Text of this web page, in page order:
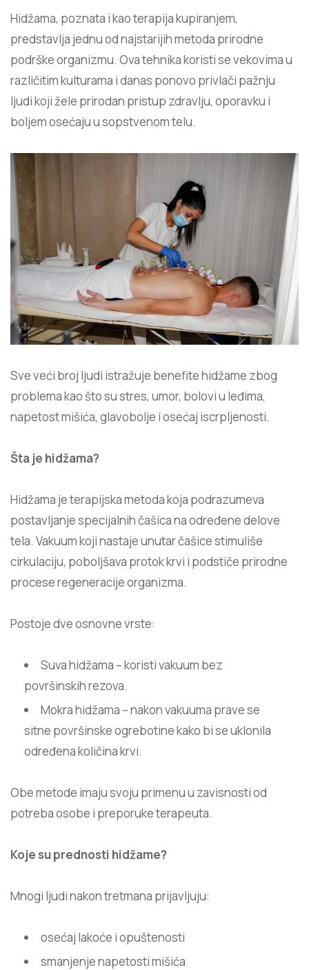
Hidžama, poznata i kao terapija kupiranjem,
predstavlja jednu od najstarijih metoda prirodne
podrške organizmu. Ova tehnika koristi se vekovima u
različitim kulturama i danas ponovo privlači pažnju
ljudi koji žele prirodan pristup zdravlju, oporavku i
boljem osećaju u sopstvenom telu.
Sve veći broj ljudi istražuje benefite hidžame zbog
problema kao što su stres, umor, bolovi u leđima,
napetost mišića, glavobolje i osećaj iscrpljenosti.
Šta je hidžama?
Hidžama je terapijska metoda koja podrazumeva
postavljanje specijalnih čašica na određene delove
tela. Vakuum koji nastaje unutar čašice stimuliše
cirkulaciju, poboljšava protok krvi i podstiče prirodne
procese regeneracije organizma.
Postoje dve osnovne vrste:
Suva hidžama – koristi vakuum bez
površinskih rezova.
Mokra hidžama – nakon vakuuma prave se
sitne površinske ogrebotine kako bi se uklonila
određena količina krvi.
Obe metode imaju svoju primenu u zavisnosti od
potreba osobe i preporuke terapeuta.
Koje su prednosti hidžame?
Mnogi ljudi nakon tretmana prijavljuju:
osećaj lakoće i opuštenosti
smanjenje napetosti mišića